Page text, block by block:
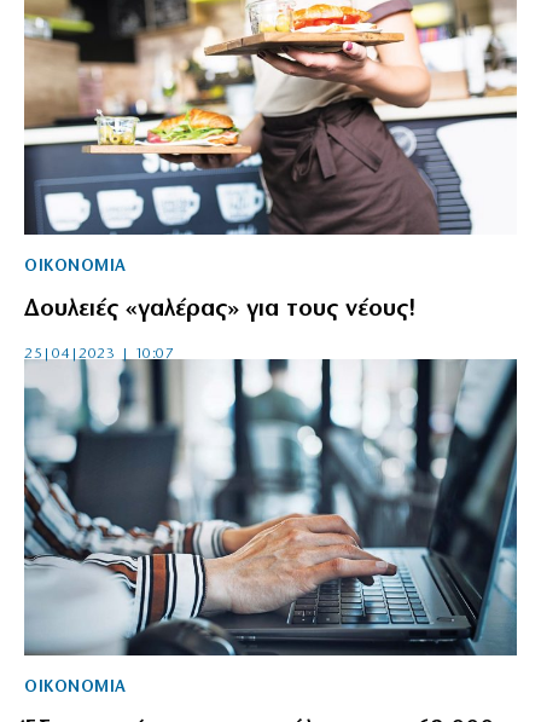
ΟΙΚΟΝΟΜΙΑ
Δουλειές «γαλέρας» για τους νέους!
25|04|2023 | 10:07
ΟΙΚΟΝΟΜΙΑ